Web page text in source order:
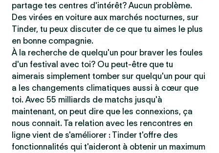
partage tes centres d'intérêt? Aucun problème.
Des virées en voiture aux marchés nocturnes, sur
Tinder, tu peux discuter de ce que tu aimes le plus
en bonne compagnie.
À la recherche de quelqu'un pour braver les foules
d'un festival avec toi? Ou peut-être que tu
aimerais simplement tomber sur quelqu'un pour qui
a les changements climatiques aussi à cœur que
toi. Avec 55 milliards de matchs jusqu'à
maintenant, on peut dire que les connexions, ça
nous connait. Ta relation avec les rencontres en
ligne vient de s'améliorer : Tinder t'offre des
fonctionnalités qui t'aideront à obtenir un maximum